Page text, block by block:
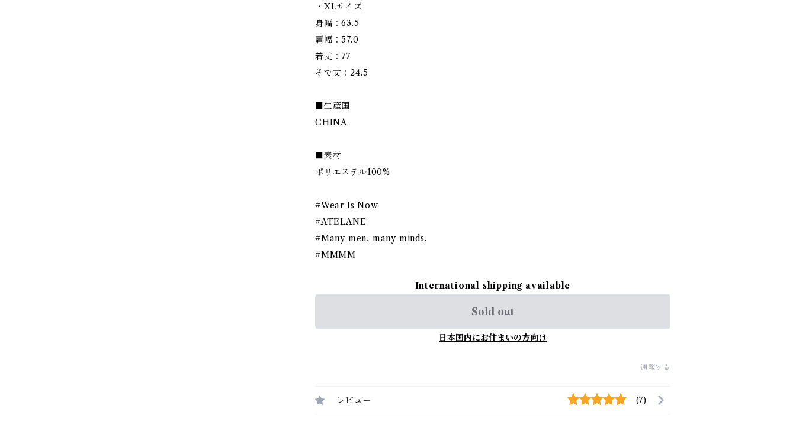
・XLサイズ
身幅：63.5
肩幅：57.0
着丈：77
そで丈：24.5
■生産国
CHINA
■素材
ポリエステル100%
#Wear Is Now
#ATELANE
#Many men, many minds.
#MMMM
International shipping available
Sold out
日本国内にお住まいの方向け
通報する
レビュー (7)